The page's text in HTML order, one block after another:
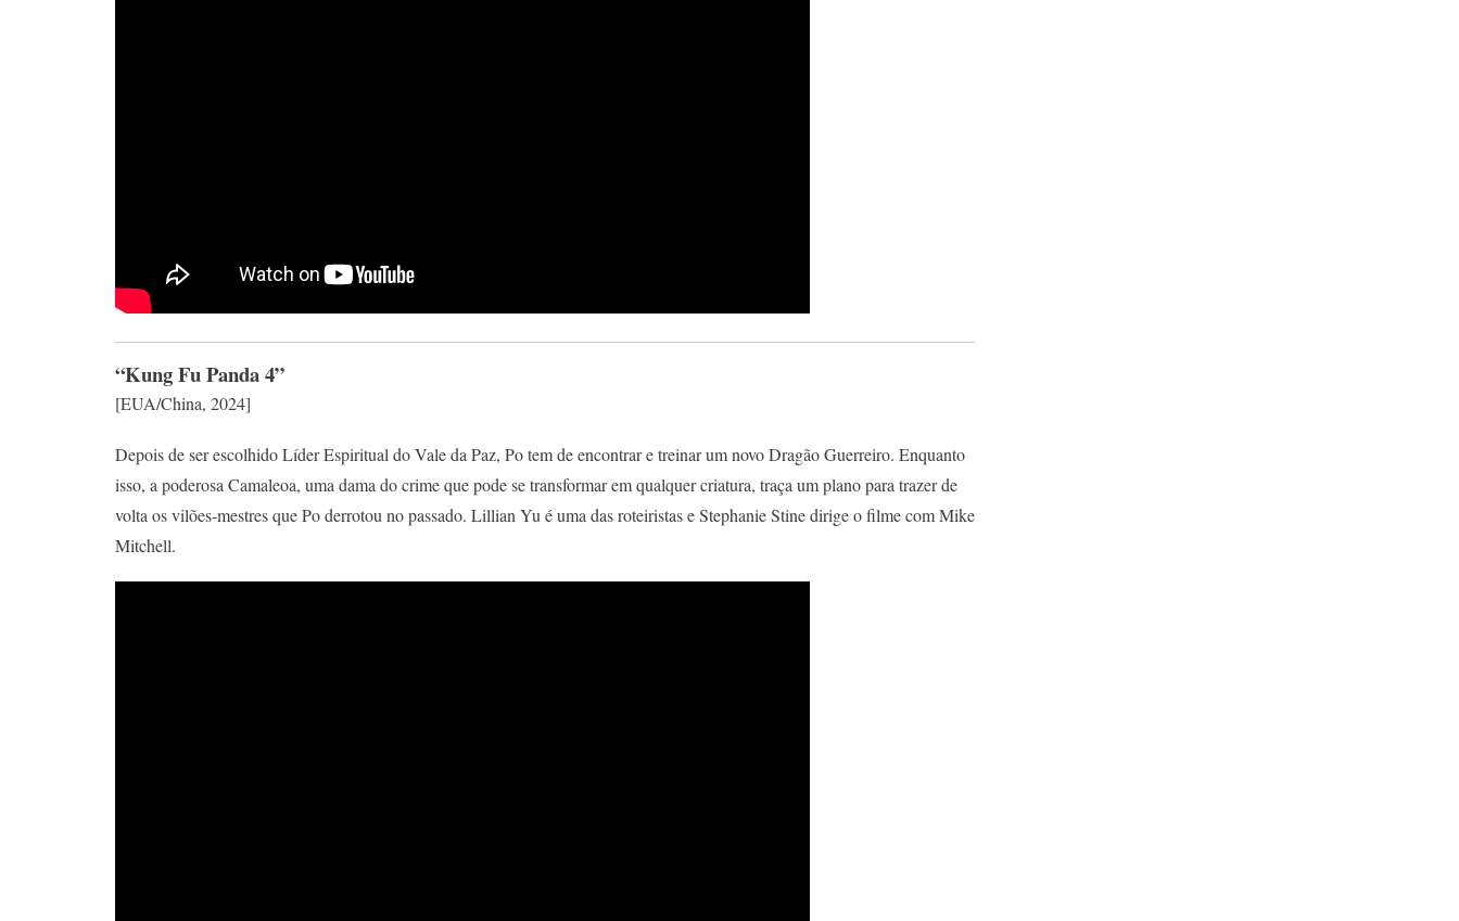
“Kung Fu Panda 4”
[EUA/China, 2024]
Depois de ser escolhido Líder Espiritual do Vale da Paz, Po tem de encontrar e treinar um novo Dragão Guerreiro. Enquanto
isso, a poderosa Camaleoa, uma dama do crime que pode se transformar em qualquer criatura, traça um plano para trazer de
volta os vilões-mestres que Po derrotou no passado. Lillian Yu é uma das roteiristas e Stephanie Stine dirige o filme com Mike
Mitchell.